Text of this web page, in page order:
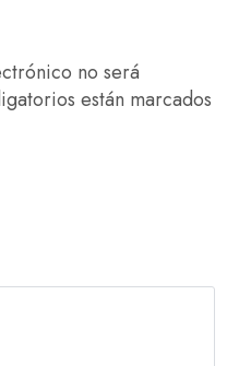
no será
están marcados